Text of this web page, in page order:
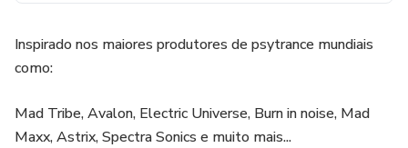
Inspirado nos maiores produtores de psytrance mundiais
como:
Mad Tribe, Avalon, Electric Universe, Burn in noise, Mad
Maxx, Astrix, Spectra Sonics e muito mais...